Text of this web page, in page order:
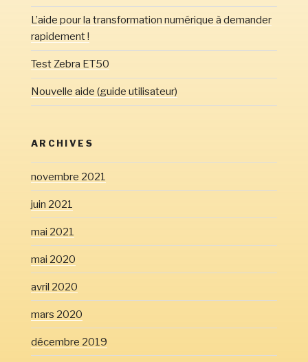
L’aide pour la transformation numérique à demander
rapidement !
Test Zebra ET50
Nouvelle aide (guide utilisateur)
ARCHIVES
novembre 2021
juin 2021
mai 2021
mai 2020
avril 2020
mars 2020
décembre 2019